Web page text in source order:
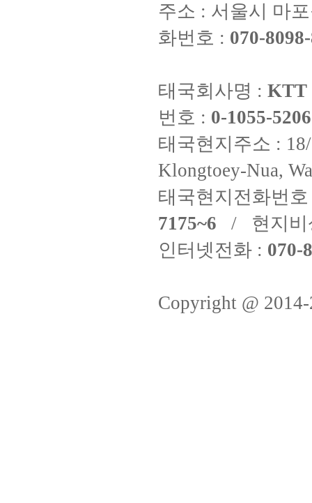
주소 : 서울시 마
화번호 : 070-
태국회사명 : KTT
번호 : 0-1055-
태국현지주소 :
Klongtoey-Nua,
태국현지전화번
7175~6 / 현지비
인터넷전화 : 070-
Copyright @